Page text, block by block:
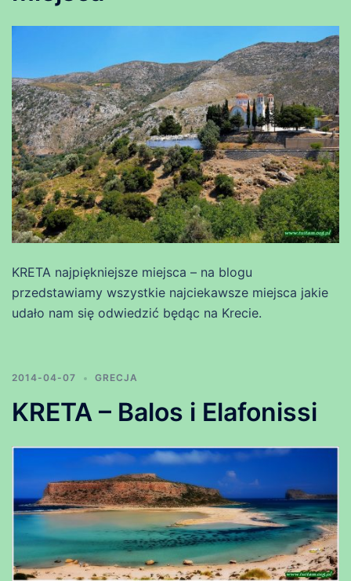
KRETA najpiękniejsze miejsca – na blogu
przedstawiamy wszystkie najciekawsze miejsca jakie
udało nam się odwiedzić będąc na Krecie.
2014-04-07 GRECJA
KRETA – Balos i Elafonissi